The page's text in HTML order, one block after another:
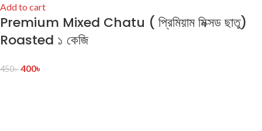
Add to cart
Premium Mixed Chatu ( প্রিমিয়াম মিক্সড ছাতু)
Roasted ১ কেজি
450৳400৳